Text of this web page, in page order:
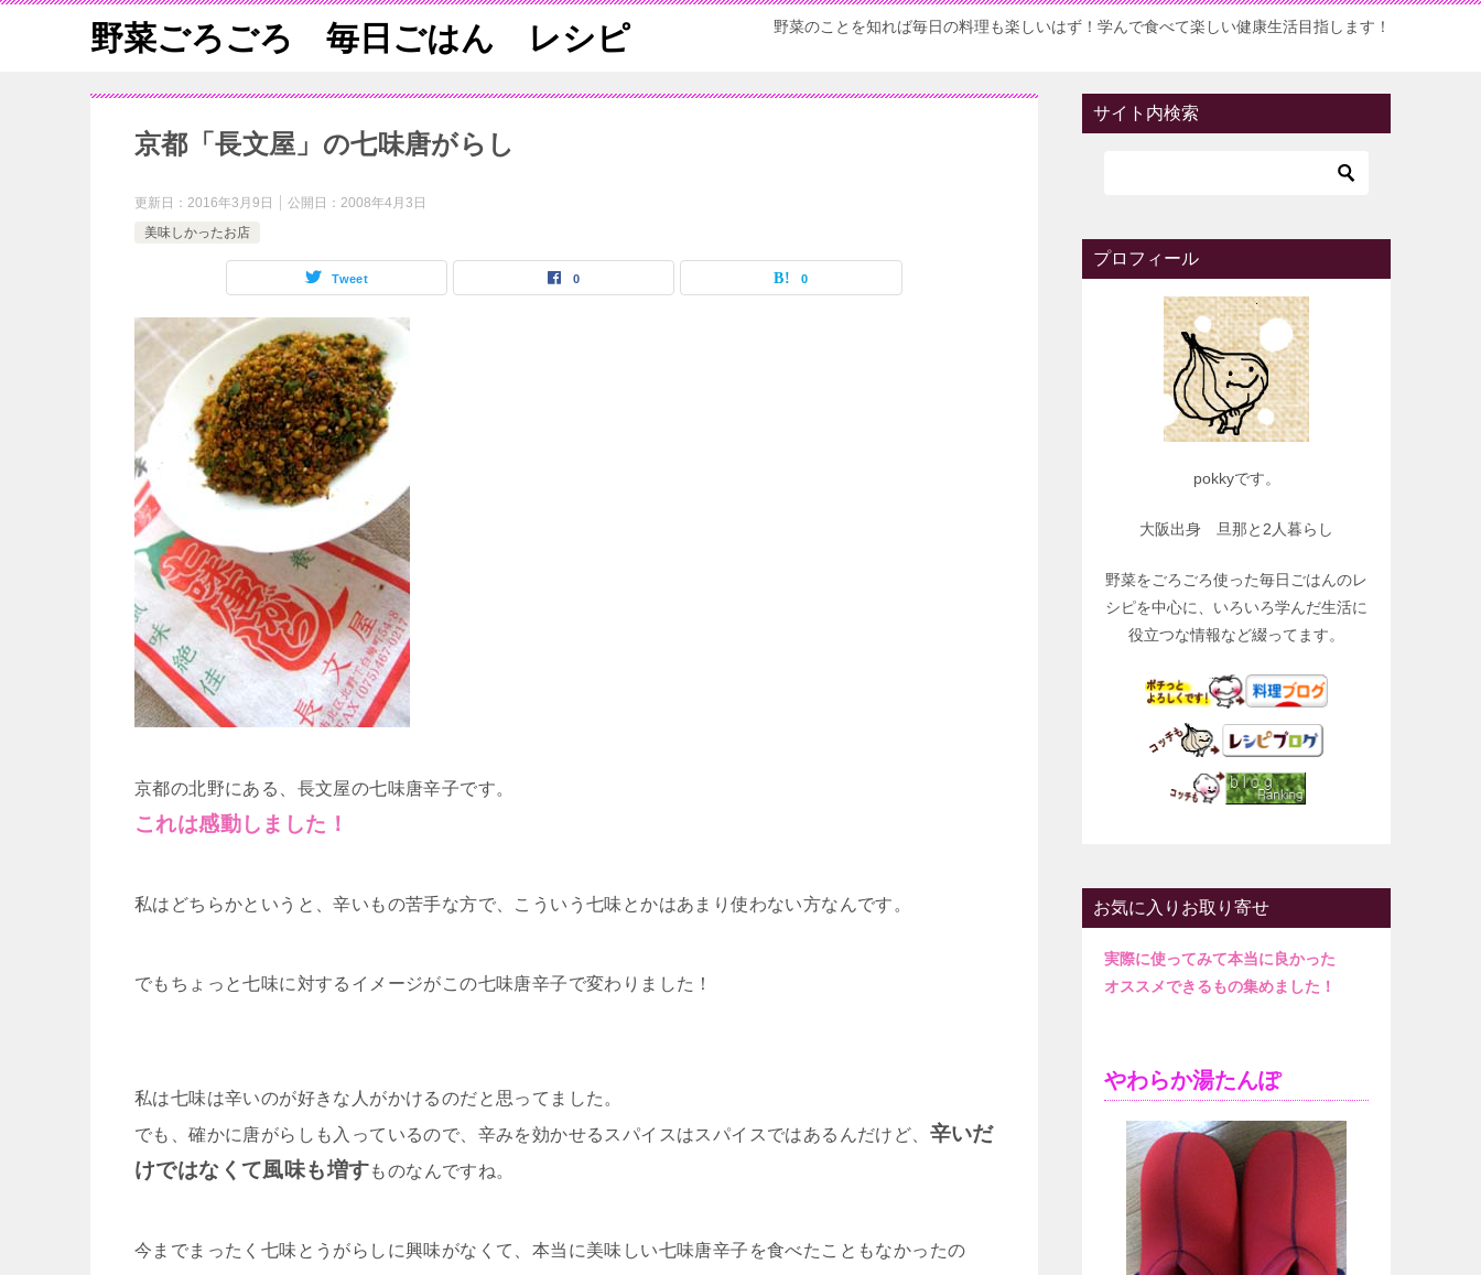
野菜ごろごろ 毎日ごはん レシピ 野菜のことを知れば毎日の料理も楽しいはず！学んで食べて楽しい健康生活目指します！
京都「長文屋」の七味唐がらし
更新日： 2016年3月9日 公開日： 2008年4月3日
美味しかったお店
Tweet 0 0
京都の北野にある、長文屋の七味唐辛子です。
これは感動しました！
私はどちらかというと、辛いもの苦手な方で、こういう七味とかはあまり使わない方なんです。
でもちょっと七味に対するイメージがこの七味唐辛子で変わりました！
私は七味は辛いのが好きな人がかけるのだと思ってました。
でも、確かに唐がらしも入っているので、辛みを効かせるスパイスはスパイスではあるんだけど、 辛いだ
けではなくて風味も増すものなんですね。
今までまったく七味とうがらしに興味がなくて、本当に美味しい七味唐辛子を食べたこともなかったの
サイト内検索
プロフィール
pokkyです。
大阪出身 旦那と2人暮らし
野菜をごろごろ使った毎日ごはんのレ
シピを中心に、いろいろ学んだ生活に
役立つな情報など綴ってます。
お気に入りお取り寄せ
実際に使ってみて本当に良かった
オススメできるもの集めました！
やわらか湯たんぽ